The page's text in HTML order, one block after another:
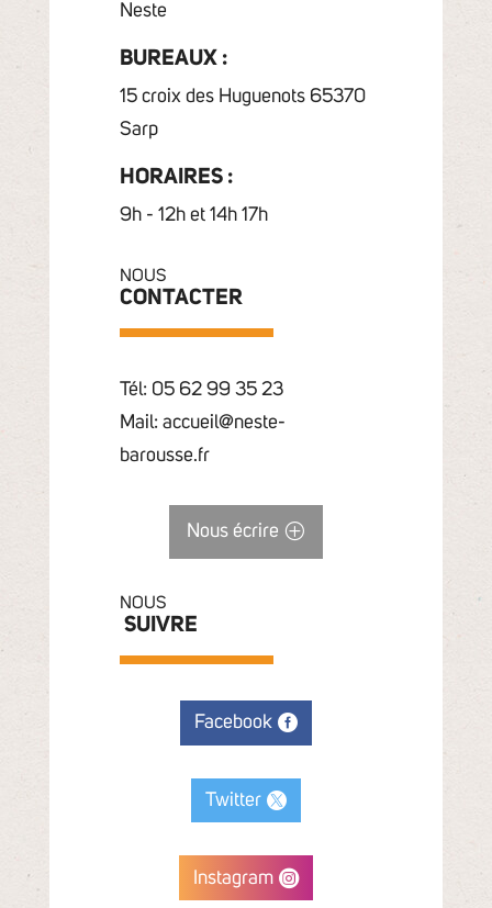
Neste
BUREAUX :
15 croix des Huguenots 65370
Sarp
HORAIRES :
9h - 12h et 14h 17h
NOUS
CONTACTER
Tél: 05 62 99 35 23
Mail: accueil@neste-
barousse.fr
Nous écrire
NOUS
SUIVRE
Facebook
Twitter
Instagram